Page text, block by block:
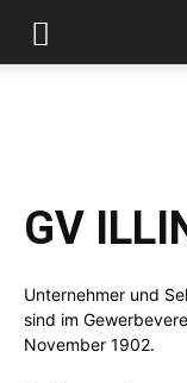
GV
Unternehmer und
sind im
November 1902.